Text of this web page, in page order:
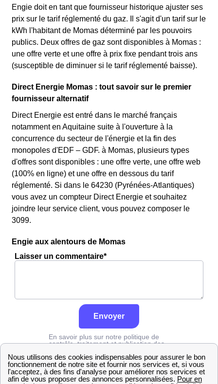
Engie doit en tant que fournisseur historique ajuster ses
prix sur le tarif réglementé du gaz. Il s'agit d'un tarif sur le
kWh l'habitant de Momas déterminé par les pouvoirs
publics. Deux offres de gaz sont disponibles à Momas :
une offre verte et une offre à prix fixe pendant trois ans
(susceptible de diminuer si le tarif réglementé baisse).
Direct Energie Momas : tout savoir sur le premier
fournisseur alternatif
Direct Energie est entré dans le marché français
notamment en Aquitaine suite à l'ouverture à la
concurrence du secteur de l'énergie et la fin des
monopoles d'EDF – GDF. à Momas, plusieurs types
d'offres sont disponibles : une offre verte, une offre web
(100% en ligne) et une offre en dessous du tarif
réglementé. Si dans le 64230 (Pyrénées-Atlantiques)
vous avez un compteur Direct Energie et souhaitez
joindre leur service client, vous pouvez composer le
3099.
Engie aux alentours de Momas
Laisser un commentaire*
Envoyer
En savoir plus sur notre politique de
contrôle, traitement et publication des
Engie Pyrénées-Atlantiques Momas